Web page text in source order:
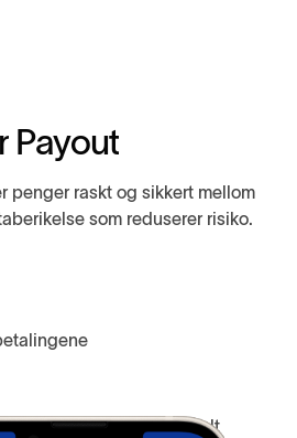
Payout
penger raskt og sikkert mellom
som reduserer risiko.
hvis brukeren har betalt